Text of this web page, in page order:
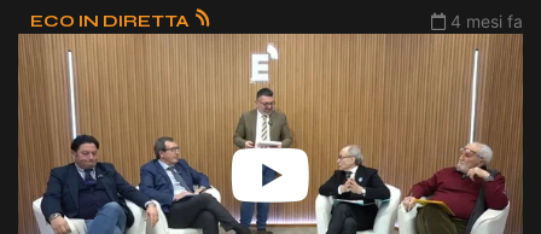
ECO IN DIRETTA 4 mesi fa